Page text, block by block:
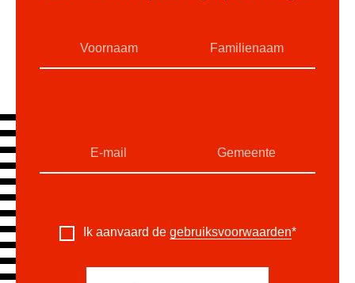
Ik aanvaard de gebruiksvoorwaarden*